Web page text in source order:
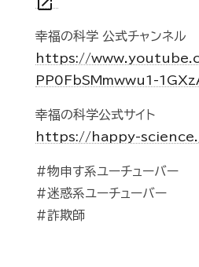
幸福の科学 公式チャンネル
https://
PP0FbSMmwwu1-
幸福の科学公式サイト
https://happy-
#物申す系ユーチューバー
#迷惑系ユーチューバー
#詐欺師